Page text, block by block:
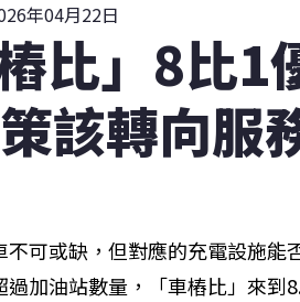
年04月22日
比」8比1
該轉向服
不可或缺，但對應的充電設施能
加油站數量，「車樁比」來到